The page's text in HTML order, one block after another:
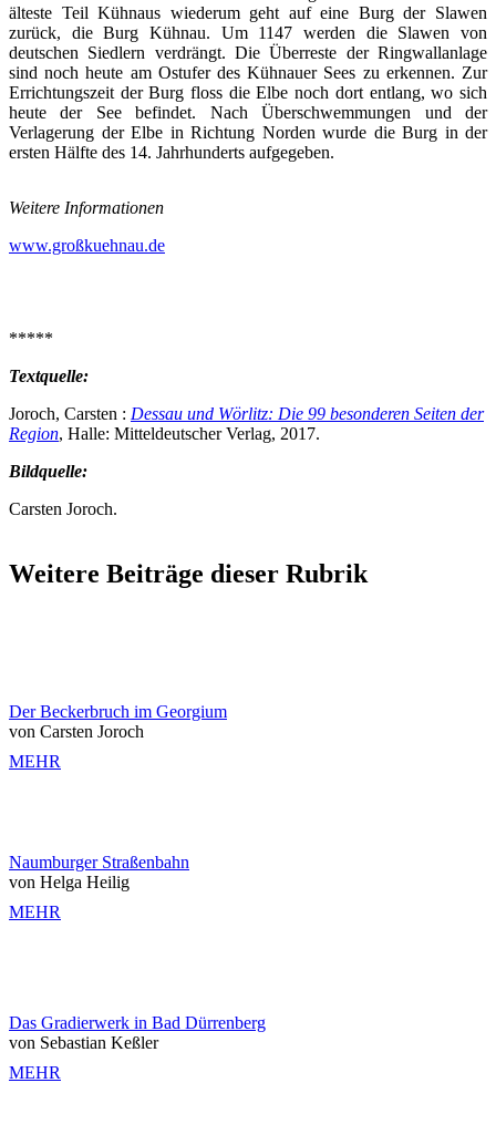
älteste Teil Kühnaus wiederum geht auf eine Burg der Slawen
zurück, die Burg Kühnau. Um 1147 werden die Slawen von
deutschen Siedlern verdrängt. Die Überreste der Ringwallanlage
sind noch heute am Ostufer des Kühnauer Sees zu erkennen. Zur
Errichtungszeit der Burg floss die Elbe noch dort entlang, wo sich
heute der See befindet. Nach Überschwemmungen und der
Verlagerung der Elbe in Richtung Norden wurde die Burg in der
ersten Hälfte des 14. Jahrhunderts aufgegeben.
Weitere Informationen
www.großkuehnau.de
*****
Textquelle:
Joroch, Carsten : Dessau und Wörlitz: Die 99 besonderen Seiten der
Region, Halle: Mitteldeutscher Verlag, 2017.
Bildquelle:
Carsten Joroch.
Weitere Beiträge dieser Rubrik
Der Beckerbruch im Georgium
von Carsten Joroch
MEHR
Naumburger Straßenbahn
von Helga Heilig
MEHR
Das Gradierwerk in Bad Dürrenberg
von Sebastian Keßler
MEHR